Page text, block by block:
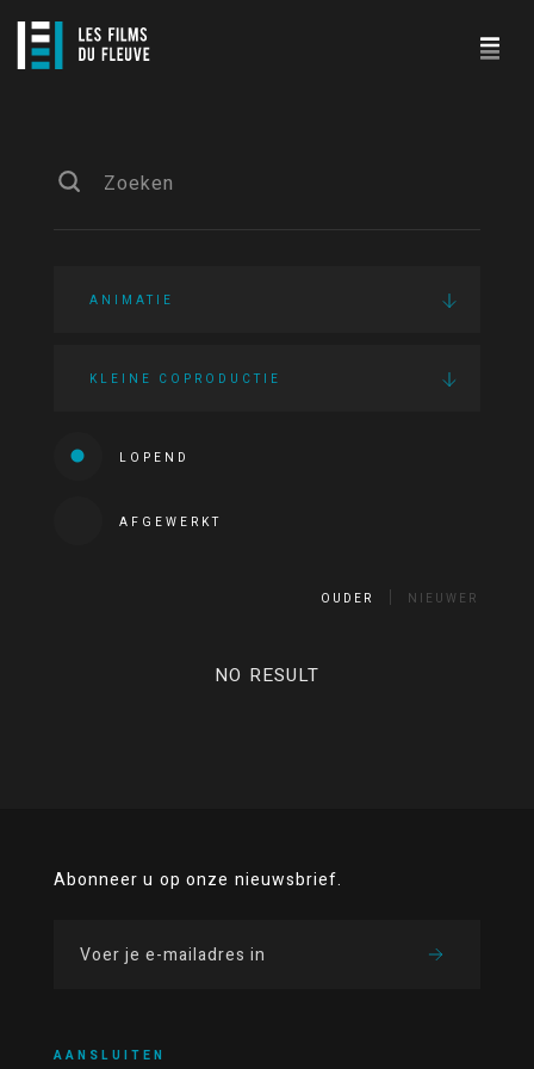
ANIMATIE
KLEINE COPRODUCTIE
LOPEND
AFGEWERKT
OUDER NIEUWER
NO RESULT
Abonneer u op onze nieuwsbrief.
AANSLUITEN